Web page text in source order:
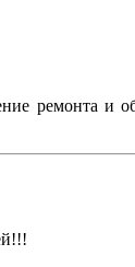
ремонта и